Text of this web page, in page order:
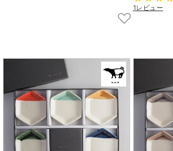
1レビュー